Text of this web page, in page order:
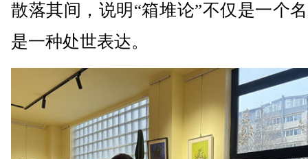
散落其间，说明“箱堆论”不仅是一个
是一种处世表达。